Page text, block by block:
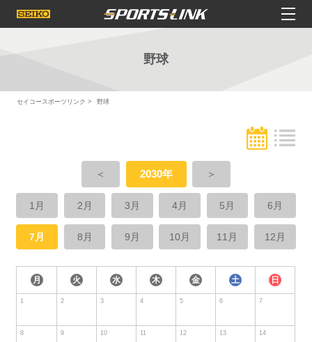
野球
セイコースポーツリンク 野球
＜ 2030年 ＞
1月 2月 3月 4月 5月 6月
7月 8月 9月 10月 11月 12月
月 火 水 木 金 土 日
1 2 3 4 5 6 7
8 9 10 11 12 13 14